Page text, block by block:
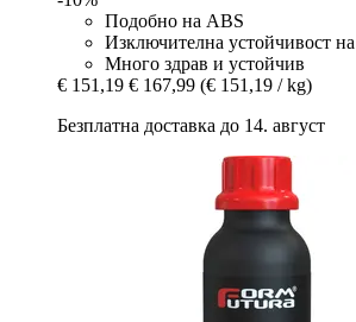
Подобно на ABS
Изключителна устойчивост
Много здрав и устойчив
€ 151,19 € 167,99 (€ 151,19 / kg)
Безплатна доставка до 14. август